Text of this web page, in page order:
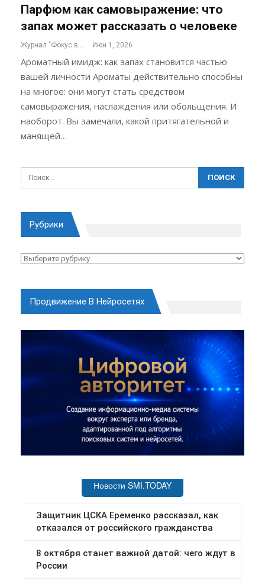
Парфюм как самовыражение: что
запах может рассказать о человеке
Журнал "Фокус внимания" Июн 1, 2026
Ароматный имидж: как запах становится частью
вашей личности Ароматы действительно способны
на многое: они могут стать средством
самовыражения, наслаждения или обольщения. И
наоборот. Вы замечали, какой притягательной и
манящей…
Рубрики
Рубрики
Продвижение В Нейросетях